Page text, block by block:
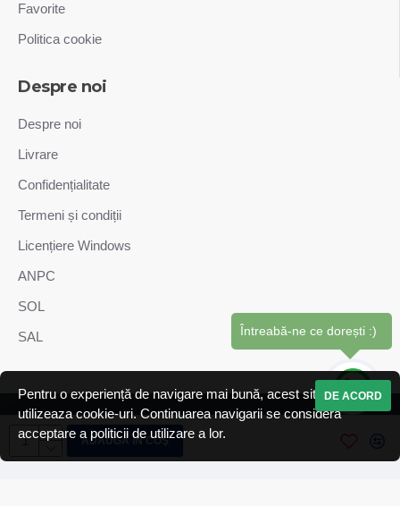
ADAUGĂ ÎN COŞ
Favorite
Politica cookie
Despre noi
Despre noi
Livrare
Confidențialitate
Termeni și condiții
Licențiere Windows
ANPC
SOL
SAL
Copyright © GiaSistem SRL. Toate drepturile sunt rezervate.
Întreabă-ne ce dorești :)
DE ACORD
Pentru o experiență de navigare mai bună, acest site web
utilizeaza cookie-uri. Continuarea navigarii se considera
acceptare a politicii de utilizare a lor.